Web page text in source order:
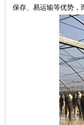
保存、易运输等优势，